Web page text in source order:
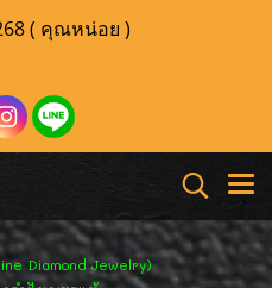
( คุณหน่อย )
Diamond Jewelry)